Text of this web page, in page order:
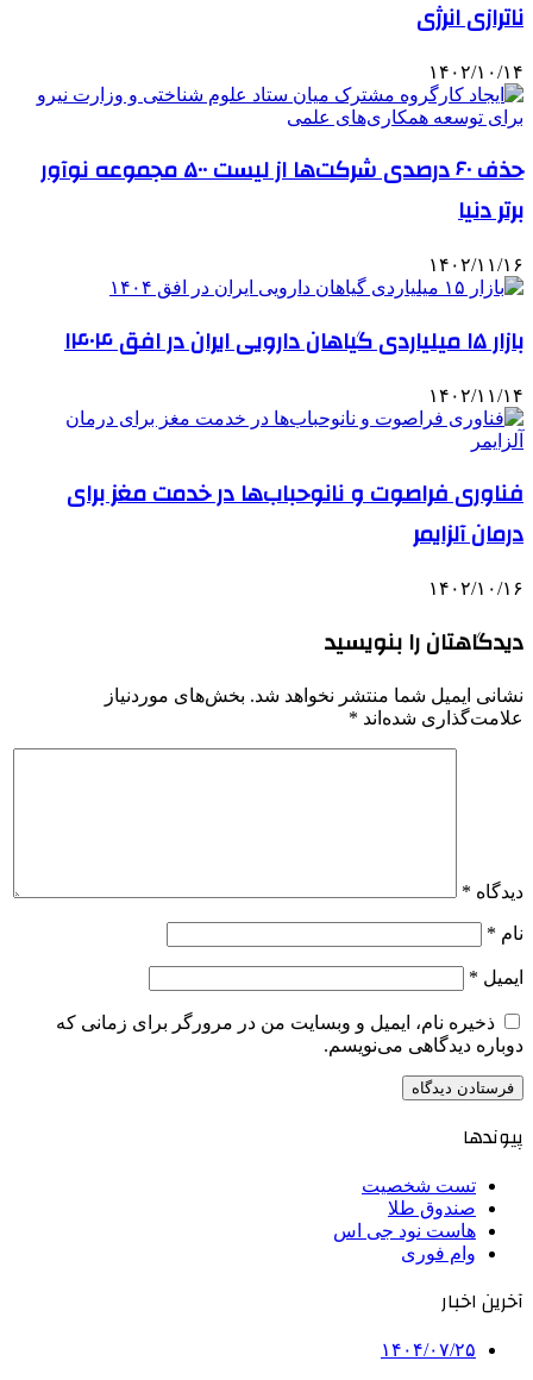
ناترازی انرژی
۱۴۰۲/۱۰/۱۴
حذف ۶۰ درصدی شرکت‌ها از لیست ۵۰۰ مجموعه نوآور
برتر دنیا
۱۴۰۲/۱۱/۱۶
بازار ۱۵ میلیاردی گیاهان دارویی ایران در افق ۱۴۰۴
۱۴۰۲/۱۱/۱۴
فناوری فراصوت و نانوحباب‌ها در خدمت مغز برای
درمان آلزایمر
۱۴۰۲/۱۰/۱۶
دیدگاهتان را بنویسید
نشانی ایمیل شما منتشر نخواهد شد. بخش‌های موردنیاز
علامت‌گذاری شده‌اند *
دیدگاه *
نام *
ایمیل *
ذخیره نام، ایمیل و وبسایت من در مرورگر برای زمانی که
دوباره دیدگاهی می‌نویسم.
پیوندها
تست شخصیت
صندوق طلا
هاست نود جی اس
وام فوری
آخرین اخبار
۱۴۰۴/۰۷/۲۵